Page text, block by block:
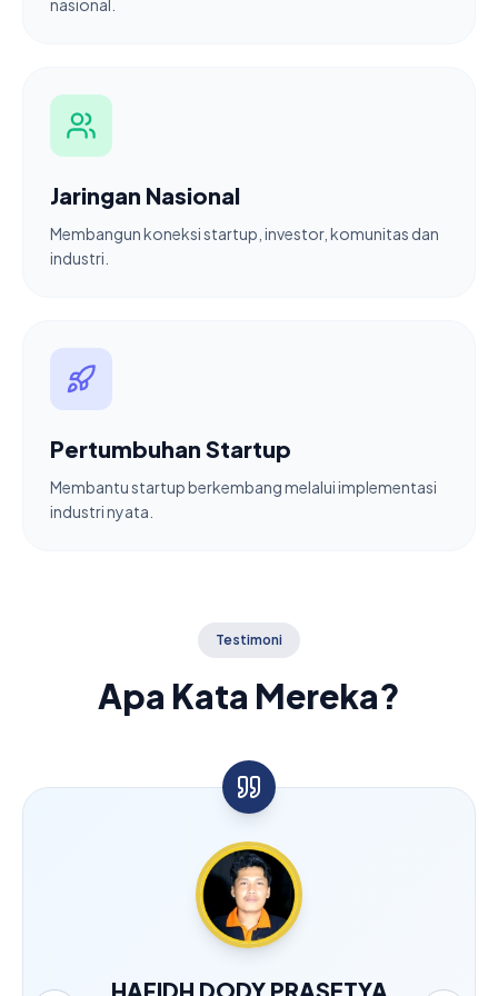
nasional.
Jaringan Nasional
Membangun koneksi startup, investor, komunitas dan
industri.
Pertumbuhan Startup
Membantu startup berkembang melalui implementasi
industri nyata.
Testimoni
Apa Kata Mereka?
FITRI HARDIYANTI